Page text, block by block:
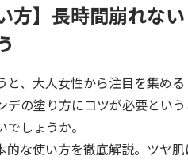
方】長時間崩れな
、大人女性から注目を集め
の塗り方にコツが必要とい
しょうか。
な使い方を徹底解説。ツヤ